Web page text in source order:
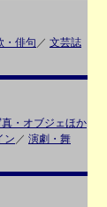
・俳句 ／ 文芸誌
・オブジェほか
ン ／ 演劇・舞